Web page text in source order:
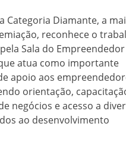
Categoria Diamante, a
reconhece o
Sala do
atua como importante
apoio aos
orientação,
negócios e acesso a
ao desenvolvimento